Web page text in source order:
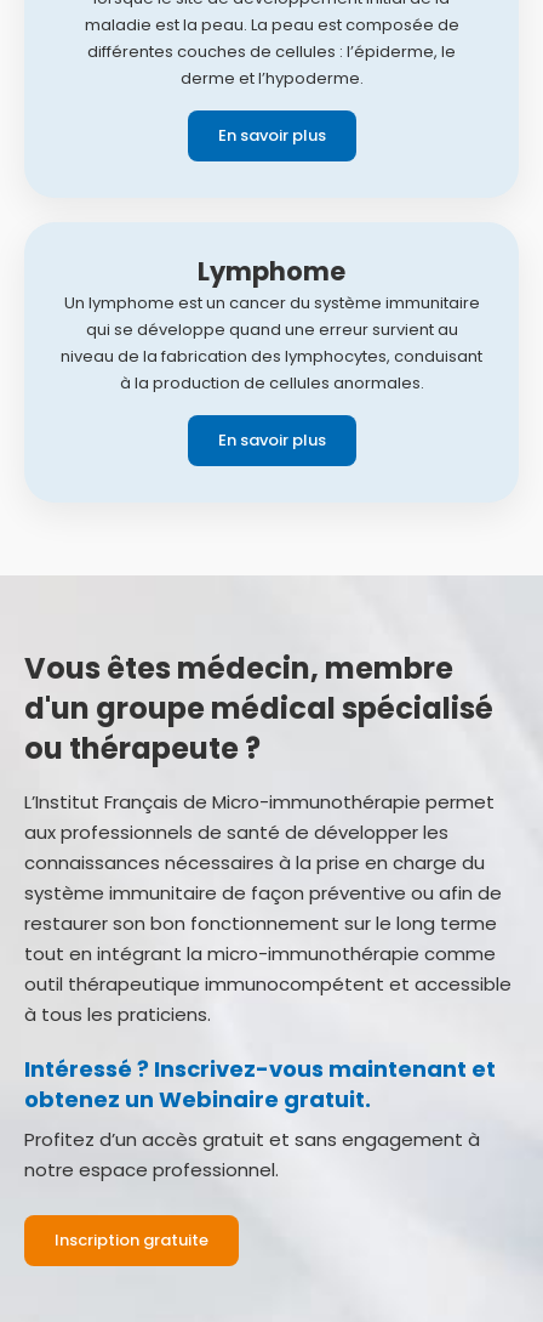
maladie est la peau. La peau est composée de
différentes couches de cellules : l’épiderme, le
derme et l’hypoderme.
En savoir plus
Lymphome
Un lymphome est un cancer du système immunitaire
qui se développe quand une erreur survient au
niveau de la fabrication des lymphocytes, conduisant
à la production de cellules anormales.
En savoir plus
Vous êtes médecin, membre
d'un groupe médical spécialisé
ou thérapeute ?
L’Institut Français de Micro-immunothérapie permet
aux professionnels de santé de développer les
connaissances nécessaires à la prise en charge du
système immunitaire de façon préventive ou afin de
restaurer son bon fonctionnement sur le long terme
tout en intégrant la micro-immunothérapie comme
outil thérapeutique immunocompétent et accessible
à tous les praticiens.
Intéressé ? Inscrivez-vous maintenant et
obtenez un Webinaire gratuit.
Profitez d’un accès gratuit et sans engagement à
notre espace professionnel.
Inscription gratuite